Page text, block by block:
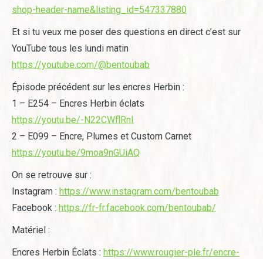
shop-header-name&listing_id=547337880
Et si tu veux me poser des questions en direct c’est sur
YouTube tous les lundi matin
https://youtube.com/@bentoubab
Épisode précédent sur les encres Herbin :
1 – E254 – Encres Herbin éclats
https://youtu.be/-N22CWflRnI
2 – E099 – Encre, Plumes et Custom Carnet
https://youtu.be/9moa9nGUiAQ
On se retrouve sur :
Instagram : https://www.instagram.com/bentoubab
Facebook : https://fr-fr.facebook.com/bentoubab/
Matériel :
Encres Herbin Éclats : https://www.rougier-ple.fr/encre-